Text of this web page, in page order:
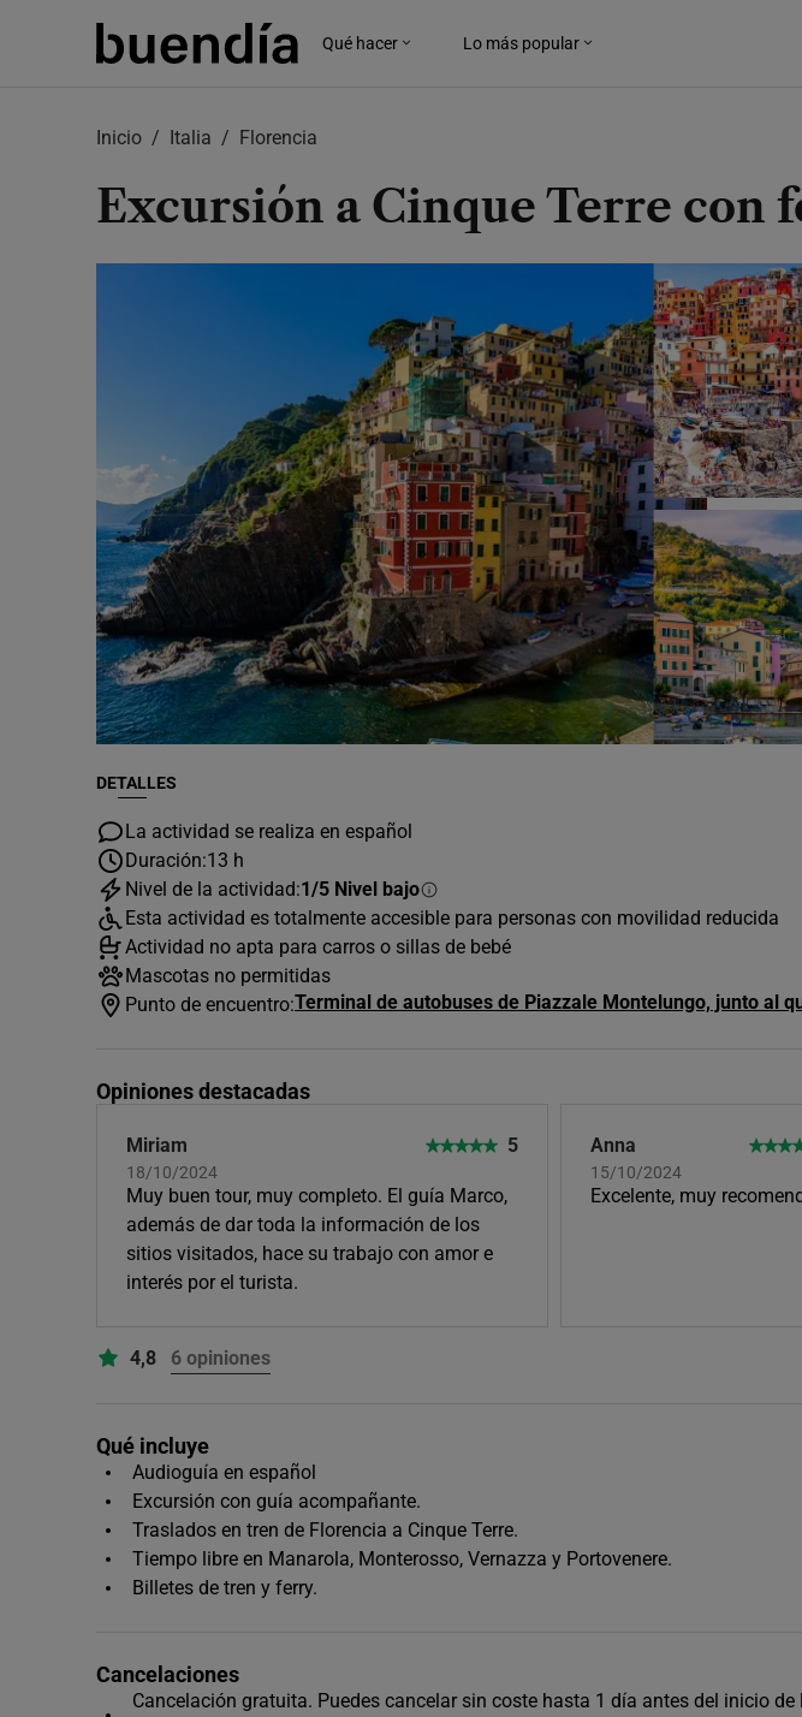
Qué hacer Lo más popular
Inicio Italia Florencia
Excursión a Cinque Terre con
DETALLES
La actividad se realiza en español
Duración:13 h
Nivel de la actividad:1/5 Nivel bajo
Esta actividad es totalmente accesible para personas con movilidad reducida
Actividad no apta para carros o sillas de bebé
Mascotas no permitidas
Punto de encuentro:Terminal de autobuses de Piazzale Montelungo, junto al
Opiniones destacadas
Miriam
18/10/2024
5
Muy buen tour, muy completo. El guía Marco,
además de dar toda la información de los
sitios visitados, hace su trabajo con amor e
interés por el turista.
Anna
15/10/2024
Excelente, muy
4,8 6 opiniones
Qué incluye
Audioguía en español
Excursión con guía acompañante.
Traslados en tren de Florencia a Cinque Terre.
Tiempo libre en Manarola, Monterosso, Vernazza y Portovenere.
Billetes de tren y ferry.
Cancelaciones
Cancelación gratuita. Puedes cancelar sin coste hasta 1 día antes del inicio